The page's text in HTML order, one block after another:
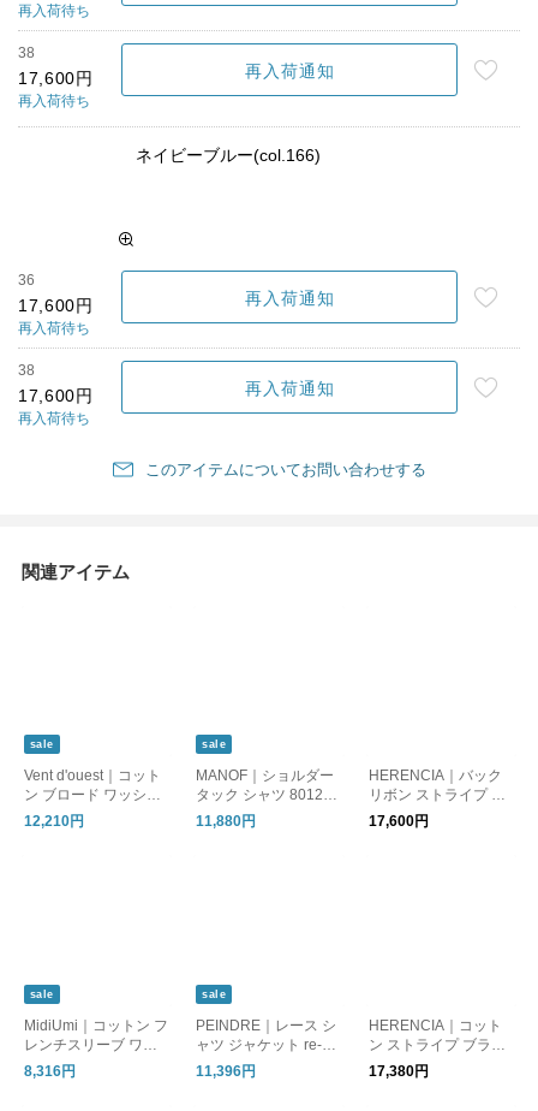
再入荷待ち
38
17,600円
再入荷待ち
再入荷通知
ネイビーブルー(col.166)
36
17,600円
再入荷待ち
再入荷通知
38
17,600円
再入荷待ち
再入荷通知
このアイテムについてお問い合わせする
関連アイテム
sale
Vent d'ouest｜コット
ン ブロード ワッシャ
ー プルオーバー シャ
ツ ve19602
12,210円
sale
MANOF｜ショルダー
タック シャツ 80122-
4033
11,880円
HERENCIA｜バック
リボン ストライプ ブ
ラウス h426313
17,600円
sale
MidiUmi｜コットン フ
レンチスリーブ ワイ
ド シャツ 2-730060
8,316円
sale
PEINDRE｜レース シ
ャツ ジャケット re-22
13
11,396円
HERENCIA｜コット
ン ストライプ ブラウ
ス h426312
17,380円